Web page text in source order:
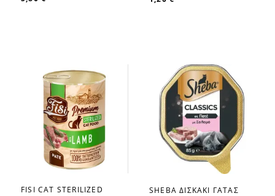
FISI CAT STERILIZED
SHEBA ΔΙΣΚΑΚΙ ΓΑΤΑΣ